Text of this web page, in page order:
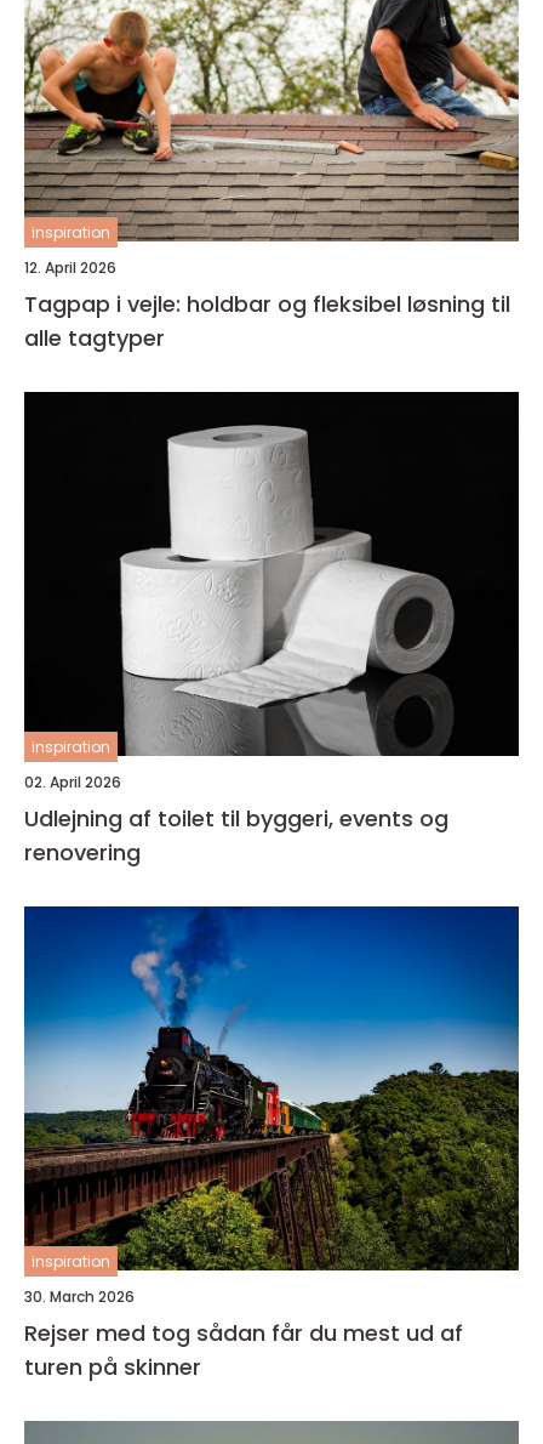
inspiration
12. April 2026
Tagpap i vejle: holdbar og fleksibel løsning til
alle tagtyper
inspiration
02. April 2026
Udlejning af toilet til byggeri, events og
renovering
inspiration
30. March 2026
Rejser med tog sådan får du mest ud af
turen på skinner